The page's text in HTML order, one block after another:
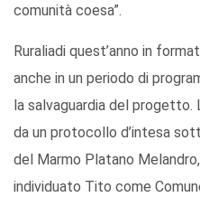
comunità coesa”.
Ruraliadi quest’anno in
anche in un periodo di
la salvaguardia del progetto.
da un protocollo d’intesa
del Marmo Platano
individuato Tito come